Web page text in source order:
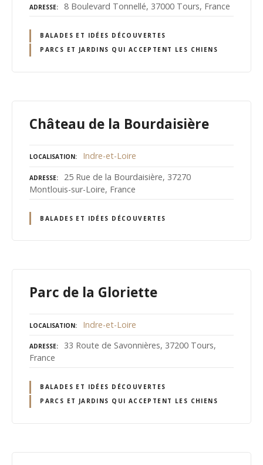
ADRESSE 8 Boulevard Tonnellé, 37000 Tours, France
BALADES ET IDÉES DÉCOUVERTES
PARCS ET JARDINS QUI ACCEPTENT LES CHIENS
Château de la Bourdaisière
LOCALISATION Indre-et-Loire
ADRESSE
25 Rue de la Bourdaisière, 37270
Montlouis-sur-Loire, France
BALADES ET IDÉES DÉCOUVERTES
Parc de la Gloriette
LOCALISATION Indre-et-Loire
ADRESSE
33 Route de Savonnières, 37200 Tours,
France
BALADES ET IDÉES DÉCOUVERTES
PARCS ET JARDINS QUI ACCEPTENT LES CHIENS